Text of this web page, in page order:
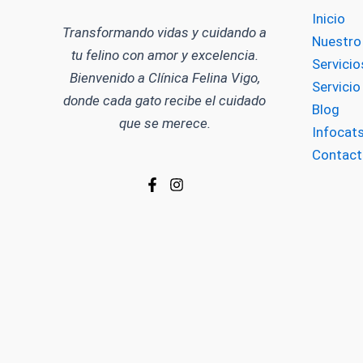
Transformando vidas y cuidando a
tu felino con amor y excelencia.
Bienvenido a Clínica Felina Vigo,
donde cada gato recibe el cuidado
que se merece.
Inicio
Blog